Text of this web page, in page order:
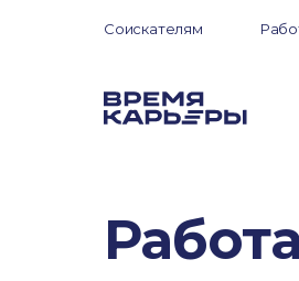
Соискателям